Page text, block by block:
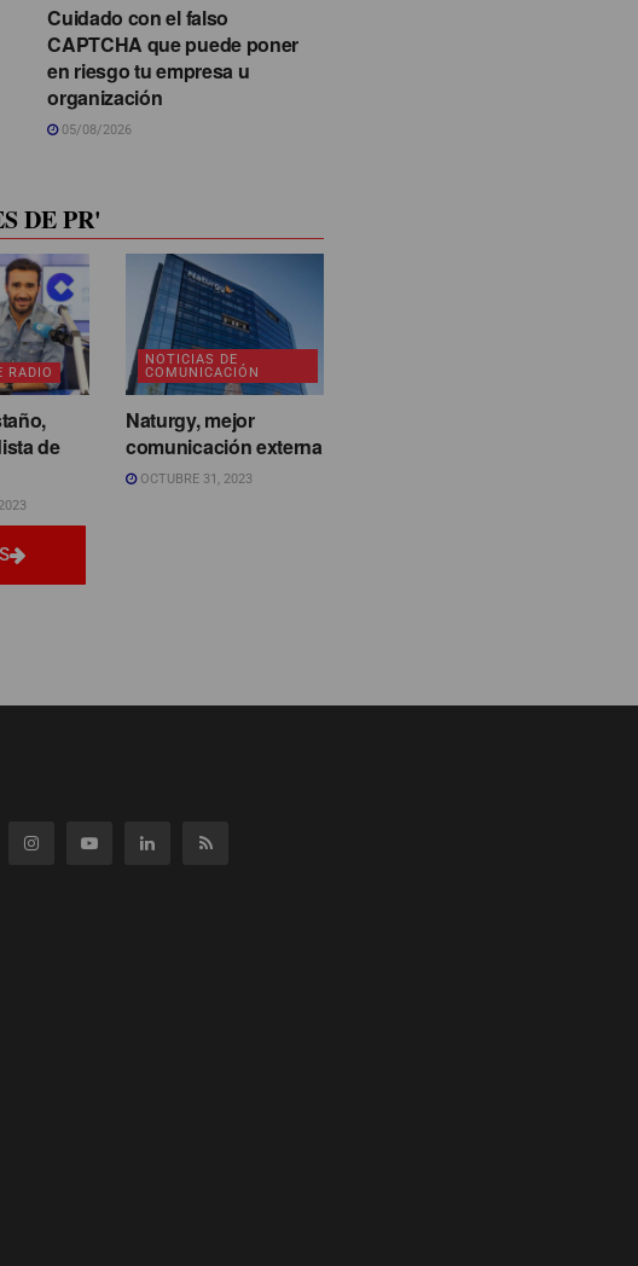
Cuidado con el falso
CAPTCHA que puede poner
en riesgo tu empresa u
organización
05/08/2026
DE PR'
RADIO
de
NOTICIAS DE
COMUNICACIÓN
Naturgy, mejor
comunicación externa
OCTUBRE 31, 2023